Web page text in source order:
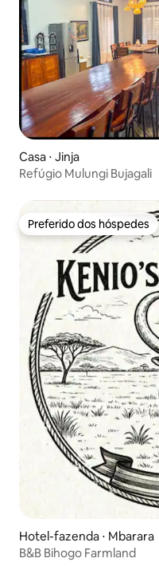
Casa ⋅ Jinja
Refúgio Mulungi Bujagali
Preferido dos hóspedes
Preferido dos hóspedes
Hotel-fazenda ⋅ Mbarara
B&B Bihogo Farmland